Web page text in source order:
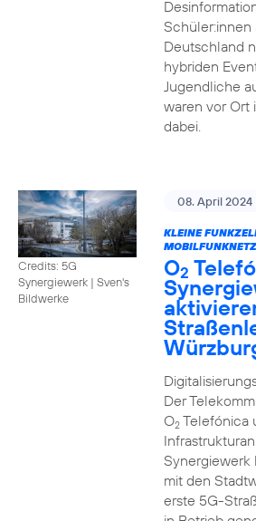
Schüler:innen
Deutschland
hybriden
Jugendliche
waren vor Ort
dabei.
Credits: 5G
Synergiewerk | Sven's
Bildwerke
08. April 2024
KLEINE
O2
Der
O2Telefónica
Synergiewerk
mit den
erste 5G-